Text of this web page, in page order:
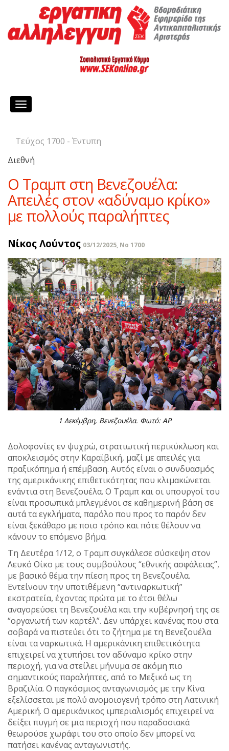
Toggle
Τεύχος 1700 - Έντυπη
Διεθνή
Ο Τραμπ στη Βενεζουέλα:
Απειλές στον «αδύναμο κρίκο»
με πολλούς παραλήπτες
Νίκος Λούντος 03/12/2025, No 1700
1 Δεκέμβρη, Βενεζουέλα. Φωτό: ΑP
Δολοφονίες εν ψυχρώ, στρατιωτική περικύκλωση και
αποκλεισμός στην Καραϊβική, μαζί με απειλές για
πραξικόπημα ή επέμβαση. Αυτός είναι ο συνδυασμός
της αμερικάνικης επιθετικότητας που κλιμακώνεται
ενάντια στη Βενεζουέλα. Ο Τραμπ και οι υπουργοί του
είναι προσωπικά μπλεγμένοι σε καθημερινή βάση σε
αυτά τα εγκλήματα, παρόλο που προς το παρόν δεν
είναι ξεκάθαρο με ποιο τρόπο και πότε θέλουν να
κάνουν το επόμενο βήμα.
Τη Δευτέρα 1/12, ο Τραμπ συγκάλεσε σύσκεψη στον
Λευκό Οίκο με τους συμβούλους “εθνικής ασφάλειας”,
με βασικό θέμα την πίεση προς τη Βενεζουέλα.
Εντείνουν την υποτιθέμενη “αντιναρκωτική”
εκστρατεία, έχοντας πρώτα με το έτσι θέλω
αναγορεύσει τη Βενεζουέλα και την κυβέρνησή της σε
“οργανωτή των καρτέλ”. Δεν υπάρχει κανένας που στα
σοβαρά να πιστεύει ότι το ζήτημα με τη Βενεζουέλα
είναι τα ναρκωτικά. Η αμερικάνικη επιθετικότητα
επιχειρεί να χτυπήσει τον αδύναμο κρίκο στην
περιοχή, για να στείλει μήνυμα σε ακόμη πιο
σημαντικούς παραλήπτες, από το Μεξικό ως τη
Βραζιλία. Ο παγκόσμιος ανταγωνισμός με την Κίνα
εξελίσσεται με πολύ ανομοιογενή τρόπο στη Λατινική
Αμερική. Ο αμερικάνικος ιμπεριαλισμός επιχειρεί να
δείξει πυγμή σε μια περιοχή που παραδοσιακά
θεωρούσε χωράφι του στο οποίο δεν μπορεί να
πατήσει κανένας ανταγωνιστής.